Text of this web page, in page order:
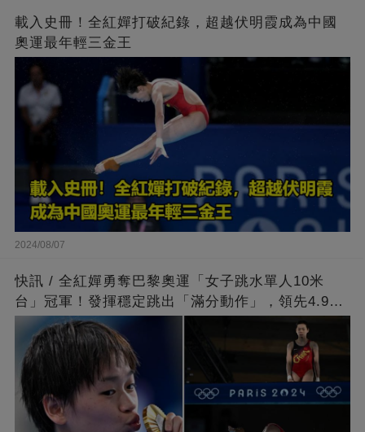
載入史冊！全紅嬋打破紀錄，超越伏明霞成為中國
奧運最年輕三金王
2024/08/07
快訊 / 全紅嬋勇奪巴黎奧運「女子跳水單人10米
台」冠軍！發揮穩定跳出「滿分動作」，領先4.9分
擊敗陳芋汐